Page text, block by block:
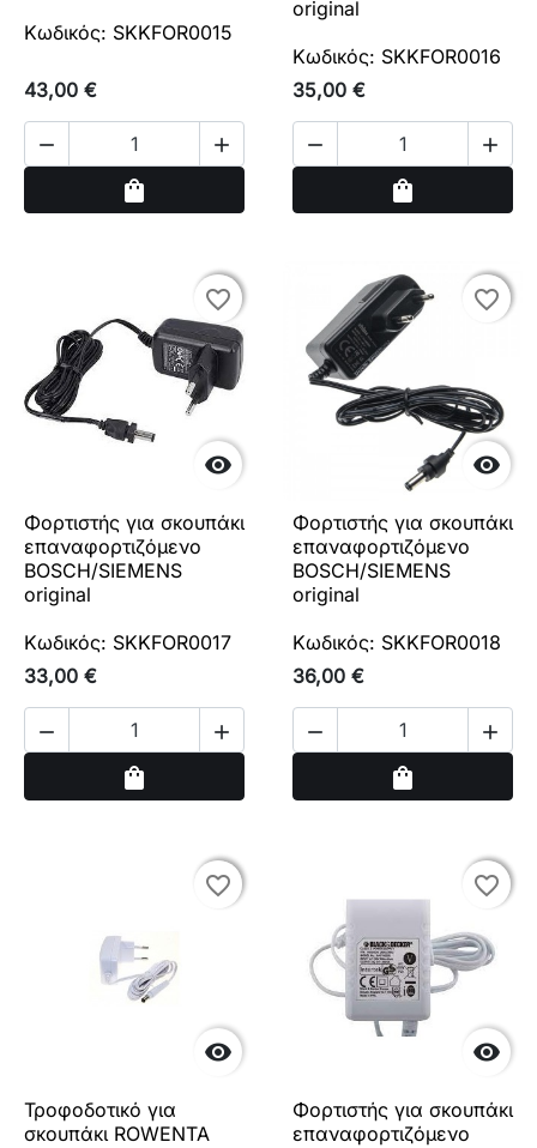
Κωδικός: SKKFOR0015
43,00 €
 
shopping_bag
original
Κωδικός: SKKFOR0016
35,00 €
 
shopping_bag

favorite_border
favorite_border
Φορτιστής για σκουπάκι
επαναφορτιζόμενο
BOSCH/SIEMENS
original
Κωδικός: SKKFOR0017
33,00 €
 
shopping_bag

favorite_border
favorite_border
Φορτιστής για σκουπάκι
επαναφορτιζόμενο
BOSCH/SIEMENS
original
Κωδικός: SKKFOR0018
36,00 €
 
shopping_bag

favorite_border
favorite_border
Τροφοδοτικό για
σκουπάκι ROWENTA

favorite_border
favorite_border
Φορτιστής για σκουπάκι
επαναφορτιζόμενο